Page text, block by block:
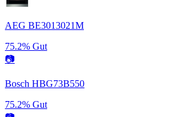
AEG BE3013021M
75.2% Gut
📷
Bosch HBG73B550
75.2% Gut